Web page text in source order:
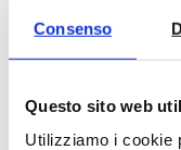
Consenso
Questo sito web
Utilizziamo i cookie
CIVITAS –
Strutture